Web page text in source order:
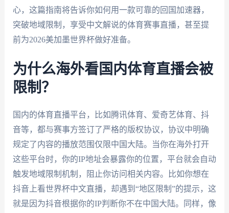
心，这篇指南将告诉你如何用一款可靠的回国加速器，
突破地域限制，享受中文解说的体育赛事直播，甚至提
前为2026美加墨世界杯做好准备。
为什么海外看国内体育直播会被
限制？
国内的体育直播平台，比如腾讯体育、爱奇艺体育、抖
音等，都与赛事方签订了严格的版权协议，协议中明确
规定了内容的播放范围仅限中国大陆。当你在海外打开
这些平台时，你的IP地址会暴露你的位置，平台就会自动
触发地域限制机制，阻止你访问相关内容。比如你想在
抖音上看世界杯中文直播，却遇到“地区限制”的提示，这
就是因为抖音根据你的IP判断你不在中国大陆。同样，像